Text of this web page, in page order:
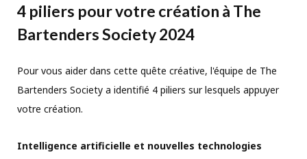
4 piliers pour votre création à The
Bartenders Society 2024
Pour vous aider dans cette quête créative, l'équipe de The
Bartenders Society a identifié 4 piliers sur lesquels appuyer
votre création.
Intelligence artificielle et nouvelles technologies